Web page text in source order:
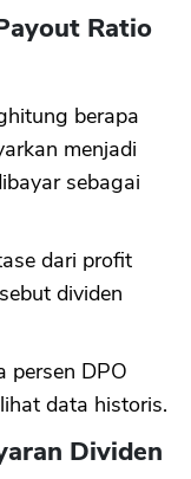
Ratio
berapa
menjadi
sebagai
dari profit
dividen
persen DPO
data historis.
Dividen